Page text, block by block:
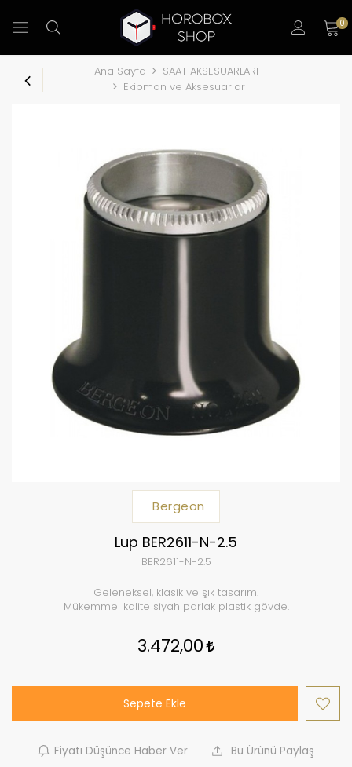
0
Ana Sayfa
SAAT AKSESUARLARI
Ekipman ve Aksesuarlar
Bergeon
Lup BER2611-N-2.5
BER2611-N-2.5
Geleneksel, klasik ve şık tasarım.
Mükemmel kalite siyah parlak plastik gövde.
3.472,00
Sepete Ekle
Fiyatı Düşünce Haber Ver Bu Ürünü Paylaş